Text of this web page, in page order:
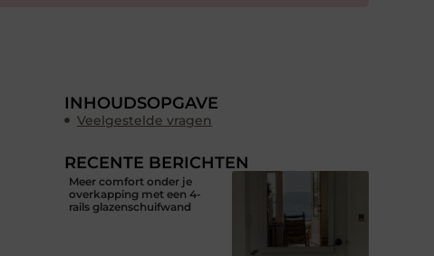
INHOUDSOPGAVE
Veelgestelde vragen
RECENTE BERICHTEN
Meer comfort onder je
overkapping met een 4-
rails glazenschuifwand